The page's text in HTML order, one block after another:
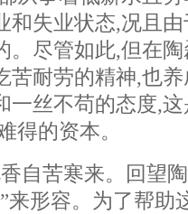
和失业状态,况且
。尽管如此,但在
苦耐劳的精神,也
一丝不苟的态度,
得的资本。
自苦寒来。回望
来形容。为了帮助